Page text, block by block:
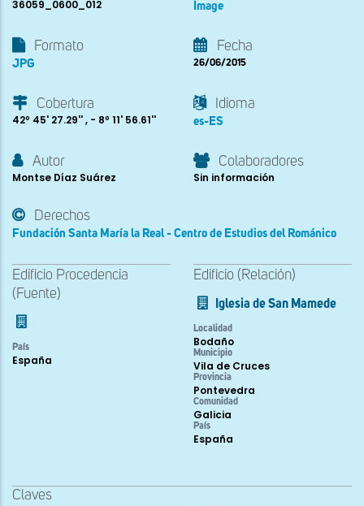
36059_0600_012 Image
Formato
JPG
Fecha
26/06/2015
Cobertura
42º 45' 27.29'' , - 8º 11' 56.61''
Idioma
es-ES
Autor
Montse Díaz Suárez
Colaboradores
Sin información
Derechos
Fundación Santa María la Real - Centro de Estudios del Románico
Edificio Procedencia
(Fuente)
País
España
Edificio (Relación)
Iglesia de San Mamede
Localidad
Bodaño
Municipio
Vila de Cruces
Provincia
Pontevedra
Comunidad
Galicia
País
España
Claves